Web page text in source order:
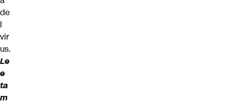
de
l
vir
us.
Le
e
ta
m